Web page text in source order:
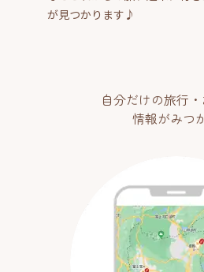
が見つかります♪
自分だけの旅行
情報がみつ